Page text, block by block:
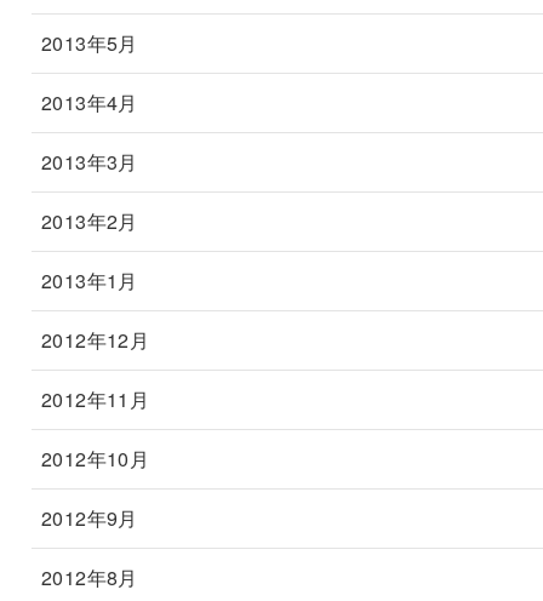
2013年5月
2013年4月
2013年3月
2013年2月
2013年1月
2012年12月
2012年11月
2012年10月
2012年9月
2012年8月